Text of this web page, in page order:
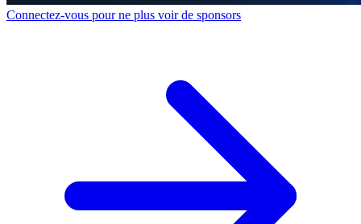
Connectez-vous pour ne plus voir de sponsors